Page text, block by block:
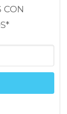
CON